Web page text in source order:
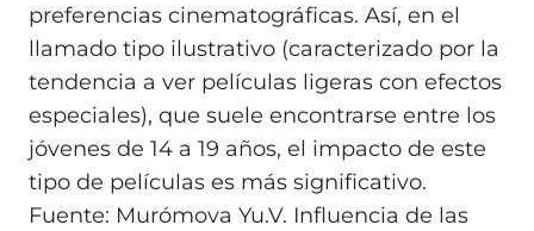
preferencias cinematográficas. Así, en el
llamado tipo ilustrativo (caracterizado por la
tendencia a ver películas ligeras con efectos
especiales), que suele encontrarse entre los
jóvenes de 14 a 19 años, el impacto de este
tipo de películas es más significativo.
Fuente: Murómova Yu.V. Influencia de las